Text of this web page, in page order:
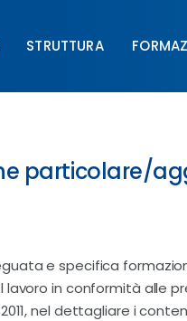
STRUTTURA
particolare/
e specifica
in conformità alle
nel dettagliare i